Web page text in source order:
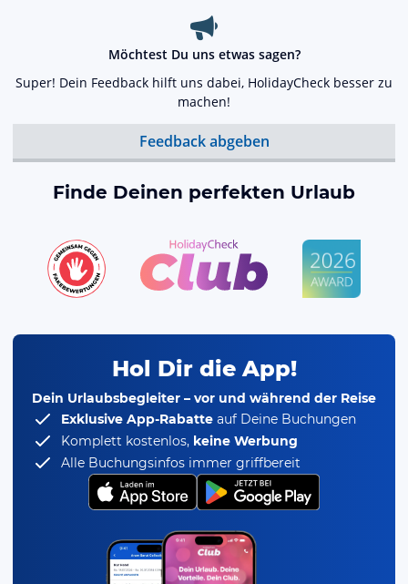
Möchtest Du uns etwas sagen?
Super! Dein Feedback hilft uns dabei, HolidayCheck besser zu
machen!
Feedback abgeben
Finde Deinen perfekten Urlaub
Hol Dir die App!
Dein Urlaubsbegleiter – vor und während der Reise
Exklusive App-Rabatte auf Deine Buchungen
Komplett kostenlos, keine Werbung
Alle Buchungsinfos immer griffbereit